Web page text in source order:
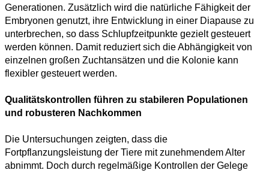
Generationen. Zusätzlich wird die natürliche Fähigkeit der
Embryonen genutzt, ihre Entwicklung in einer Diapause zu
unterbrechen, so dass Schlupfzeitpunkte gezielt gesteuert
werden können. Damit reduziert sich die Abhängigkeit von
einzelnen großen Zuchtansätzen und die Kolonie kann
flexibler gesteuert werden.
Qualitätskontrollen führen zu stabileren Populationen
und robusteren Nachkommen
Die Untersuchungen zeigten, dass die
Fortpflanzungsleistung der Tiere mit zunehmendem Alter
abnimmt. Doch durch regelmäßige Kontrollen der Gelege